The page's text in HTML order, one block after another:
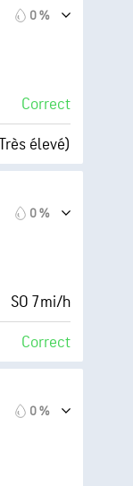
15 %
30000 pi
0 %
Correct
élevé)
forte)
26 %
30000 pi
0 %
SO 7 mi/h
Correct
9 (Très
0 %